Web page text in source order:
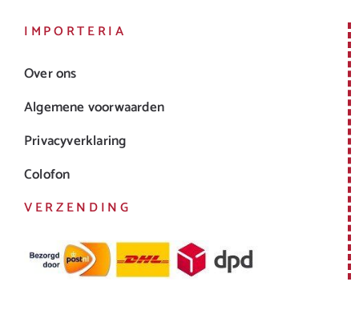
IMPORTERIA
Over ons
Algemene voorwaarden
Privacyverklaring
Colofon
VERZENDING